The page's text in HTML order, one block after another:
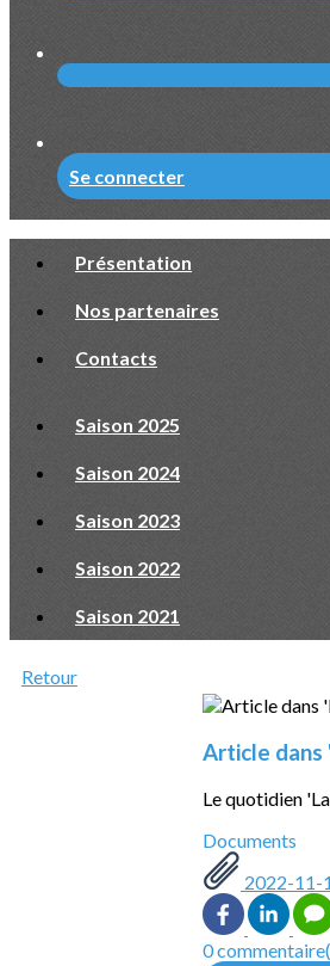
Se connecter
Présentation
Nos partenaires
Contacts
Saison 2025
Saison 2024
Saison 2023
Saison 2022
Saison 2021
Retour
Article dans
Le quotidien
Documents
2022-11-
0